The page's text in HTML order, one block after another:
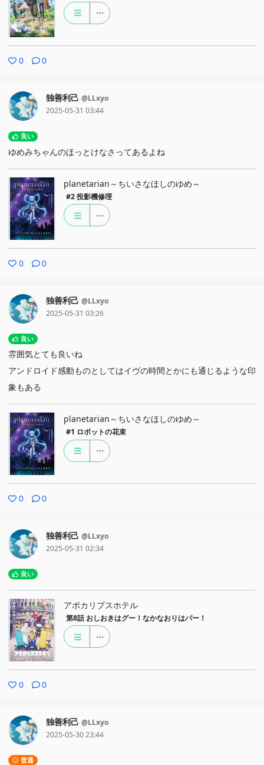
0 0
独善利己 @LLxyo
2025-05-31 03:44
良い
ゆめみちゃんのほっとけなさってあるよね
planetarian～ちいさなほしのゆめ～
#2 投影機修理
0 0
独善利己 @LLxyo
2025-05-31 03:26
良い
雰囲気とても良いね
アンドロイド感動ものとしてはイヴの時間とかにも通じるような印
象もある
planetarian～ちいさなほしのゆめ～
#1 ロボットの花束
0 0
独善利己 @LLxyo
2025-05-31 02:34
良い
アポカリプスホテル
第8話 おしおきはグー！なかなおりはパー！
0 0
独善利己 @LLxyo
2025-05-30 23:44
普通